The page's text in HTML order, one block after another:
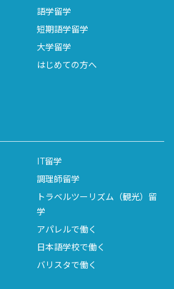
ビジネス英語、企業インターンシッ
、キャリア志向の方にもおすすめで
について詳しく見る
（EU）Sydney
ンリミテッド
ス、ビジネス英語など幅広く提供し
語学留学
短期語学留学
大学留学
はじめての方へ
IT留学
調理師留学
トラベルツーリズム（観光）留
学
アパレルで働く
日本語学校で働く
バリスタで働く